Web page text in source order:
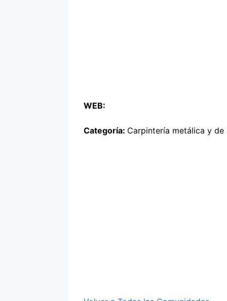
WEB:
Categoría: Carpintería metálica y de